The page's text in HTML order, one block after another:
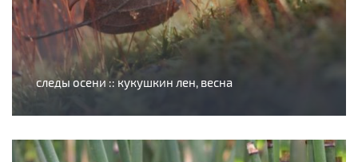
следы осени :: кукушкин лен, весна